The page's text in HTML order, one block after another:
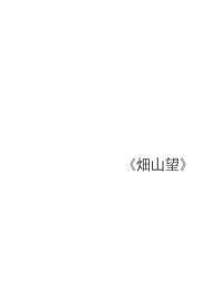
《畑山望》